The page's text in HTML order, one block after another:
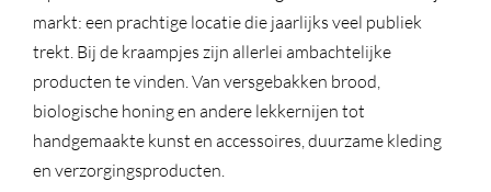
markt: een prachtige locatie die jaarlijks veel publiek
trekt. Bij de kraampjes zijn allerlei ambachtelijke
producten te vinden. Van versgebakken brood,
biologische honing en andere lekkernijen tot
handgemaakte kunst en accessoires, duurzame kleding
en verzorgingsproducten.